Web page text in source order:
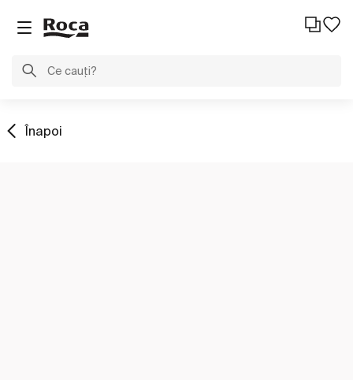
Înapoi